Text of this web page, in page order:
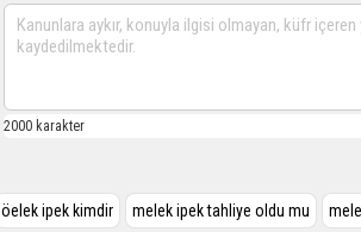
öelek ipek kimdir melek ipek tahliye oldu mu